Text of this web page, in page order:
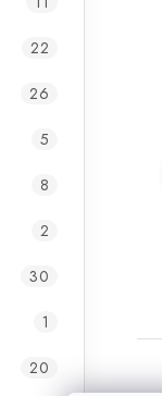
22
26
5
8
2
30
1
20